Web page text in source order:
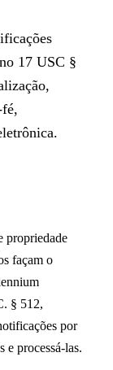
17 USC §
propriedade
façam o
§ 512,
por
e processá-las.